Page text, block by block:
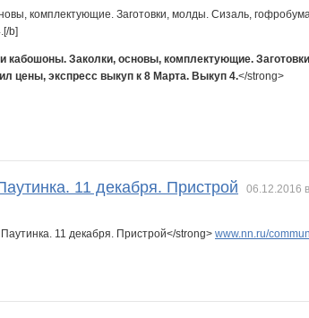
кабошоны. Заколки, основы, комплектующие.
цены, экспресс выкуп к 8 Марта. Выкуп 4.</strong>
11 декабря. Пристрой 06.12.2016
11 декабря. Пристрой</strong> www.nn.ru/